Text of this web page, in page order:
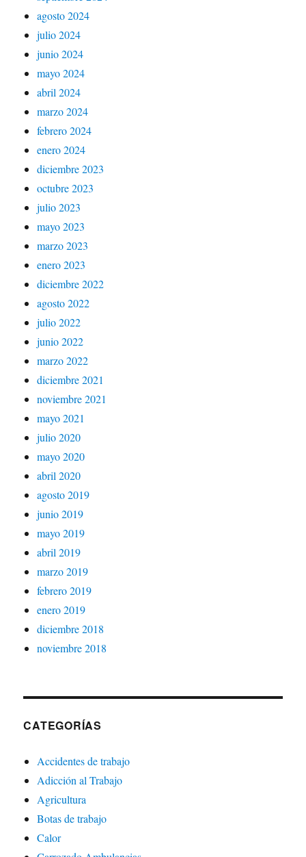
agosto 2024
julio 2024
junio 2024
mayo 2024
abril 2024
marzo 2024
febrero 2024
enero 2024
diciembre 2023
octubre 2023
julio 2023
mayo 2023
marzo 2023
enero 2023
diciembre 2022
agosto 2022
julio 2022
junio 2022
marzo 2022
diciembre 2021
noviembre 2021
mayo 2021
julio 2020
mayo 2020
abril 2020
agosto 2019
junio 2019
mayo 2019
abril 2019
marzo 2019
febrero 2019
enero 2019
diciembre 2018
noviembre 2018
CATEGORÍAS
Accidentes de trabajo
Adicción al Trabajo
Agricultura
Botas de trabajo
Calor